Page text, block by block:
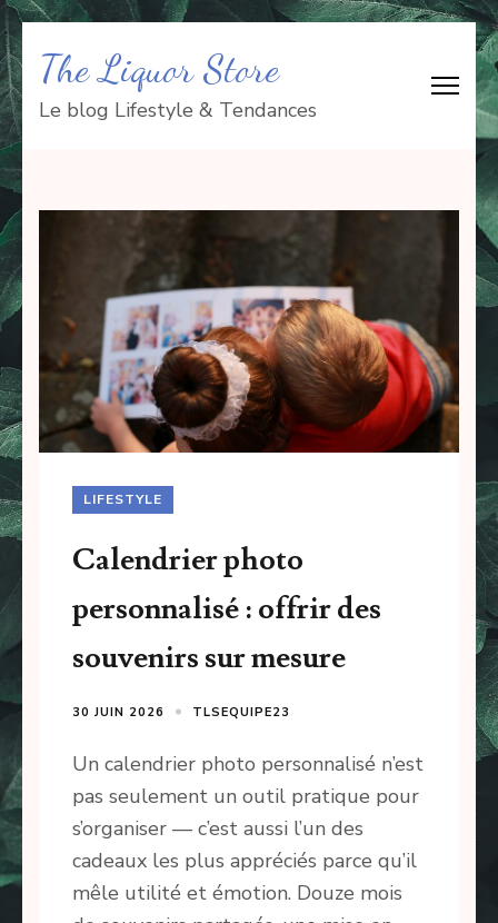
Aller
au
contenu
(Pressez
Entrée)
The Liquor Store
Le blog Lifestyle & Tendances
LIFESTYLE
Calendrier photo
personnalisé : offrir des
souvenirs sur mesure
30 JUIN 2026 TLSEQUIPE23
Un calendrier photo personnalisé n’est
pas seulement un outil pratique pour
s’organiser — c’est aussi l’un des
cadeaux les plus appréciés parce qu’il
mêle utilité et émotion. Douze mois